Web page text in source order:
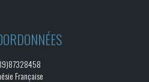
Française